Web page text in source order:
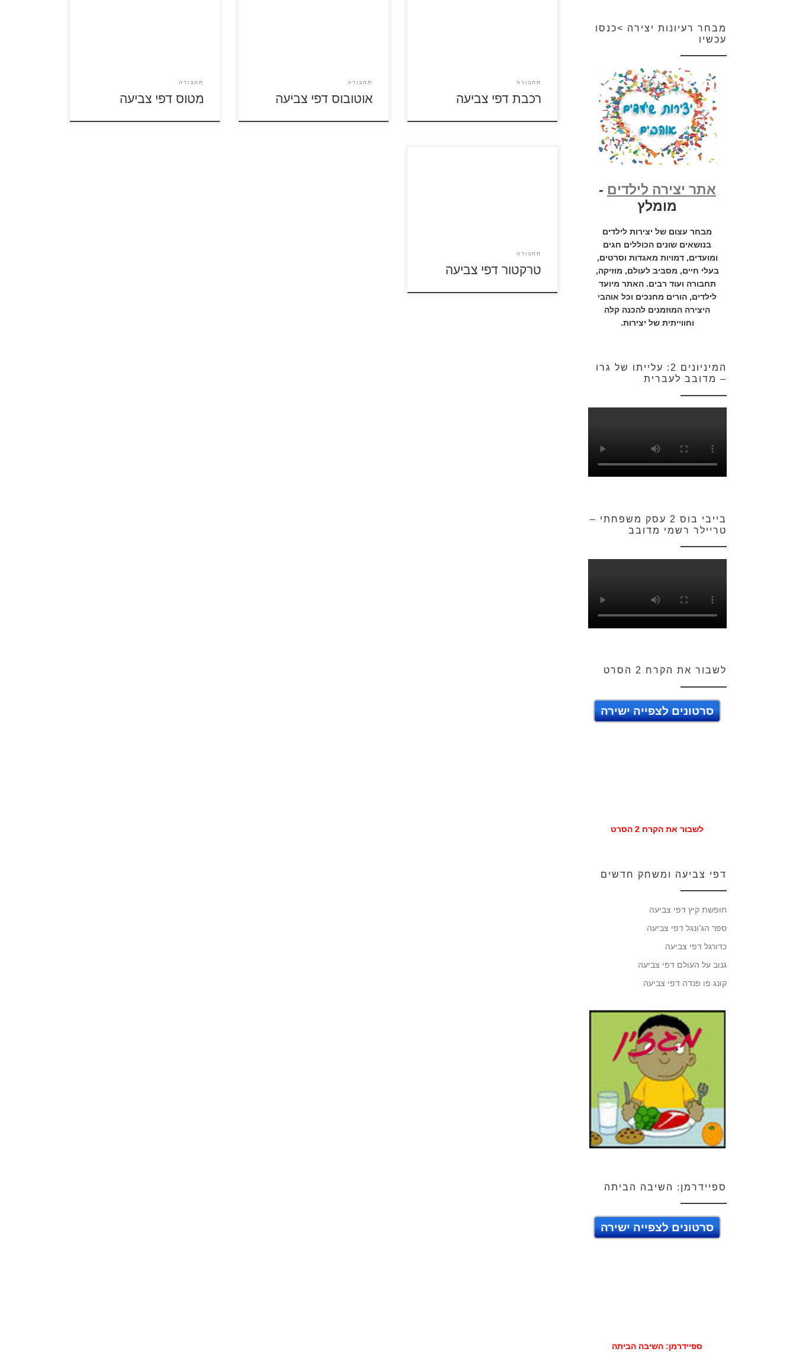
תחבורה
רכבת דפי צביעה
תחבורה
אוטובוס דפי צביעה
תחבורה
מטוס דפי צביעה
תחבורה
טרקטור דפי צביעה
מבחר רעיונות יצירה >כנסו
עכשיו
אתר יצירה לילדים -
מומלץ
מבחר עצום של יצירות לילדים
בנושאים שונים הכוללים חגים
ומועדים, דמויות מאגדות וסרטים,
בעלי חיים, מסביב לעולם, מוזיקה,
תחבורה ועוד רבים. האתר מיועד
לילדים, הורים מחנכים וכל אוהבי
היצירה המוזמנים להכנה קלה
וחווייתית של יצירות.
המיניונים 2: עלייתו של גרו
– מדובב לעברית
בייבי בוס 2 עסק משפחתי –
טריילר רשמי מדובב
לשבור את הקרח 2 הסרט
סרטונים לצפייה ישירה
לשבור את הקרח 2 הסרט
דפי צביעה ומשחק חדשים
חופשת קיץ דפי צביעה
ספר הג'ונגל דפי צביעה
כדורגל דפי צביעה
גנוב על העולם דפי צביעה
קונג פו פנדה דפי צביעה
ספיידרמן: השיבה הביתה
סרטונים לצפייה ישירה
ספיידרמן: השיבה הביתה